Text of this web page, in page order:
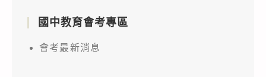
國中教育會考專區
會考最新消息